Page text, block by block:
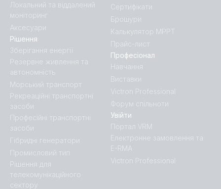
Локальний та віддалений
моніторинг
Аксесуари
Рішення
Зберігання енергії
Резервне живлення та
автономність
Морський транспорт
Рекреаційні транспортні
засоби
Професійні транспортні
засоби
Гібридні генератори
Промисловий тип
Рішення для
телекомунікаційного
сектору
Сертифікати
Брошури
Калькулятор MPPT
Прайс-лист
Професіонал
Навчання
Виставки
Victron Professional
Форум спільноти
Увійти
Портал VRM
Електронне замовлення та
E-RMA
Victron Professional